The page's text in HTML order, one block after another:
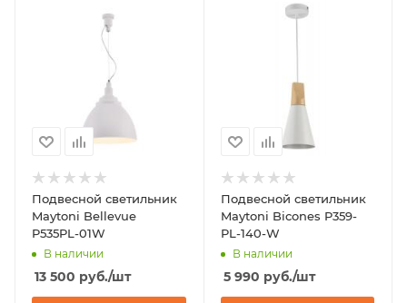
Подвесной светильник
Maytoni Bellevue
P535PL-01W
В наличии
13 500 руб./шт
Подвесной светильник
Maytoni Bicones P359-
PL-140-W
В наличии
5 990 руб./шт